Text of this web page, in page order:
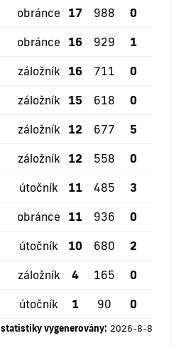
obránce 17 988 0
obránce 16 929 1
záložník 16 711 0
záložník 15 618 0
záložník 12 677 5
záložník 12 558 0
útočník 11 485 3
obránce 11 936 0
útočník 10 680 2
záložník 4 165 0
útočník 1 90 0
statistiky vygenerovány: 2026-8-8